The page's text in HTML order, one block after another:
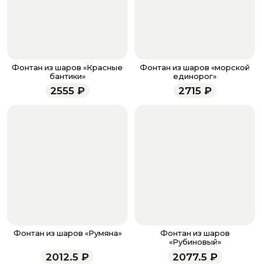
звоните по номеру телефона
напишите WhatsApp
+7 937 333-66-53. Наши
менеджеры работают ежедневно с 9.00 до 23.00 и
всегда рады проконсультировать вас.
Фонтан из шаров «Красные
бантики»
2555₽
Фонтан из шаров «морской
единорог»
2715₽
Фонтан из шаров «Румяна»
2012.5 ₽
Фонтан из шаров
«Рубиновый»
2077.5₽